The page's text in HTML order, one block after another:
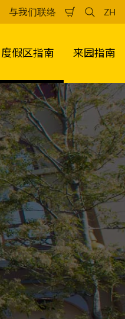
与我们联络
物
检
索
ZH
中
文
度假区指南 来园指南